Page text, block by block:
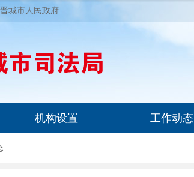
晋城市人民政府
机构设置 工作动态